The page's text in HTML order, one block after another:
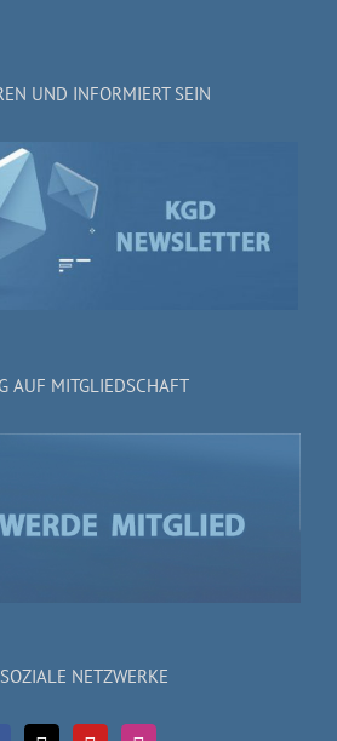
UND INFORMIERT SEIN
AUF MITGLIEDSCHAFT
NETZWERKE